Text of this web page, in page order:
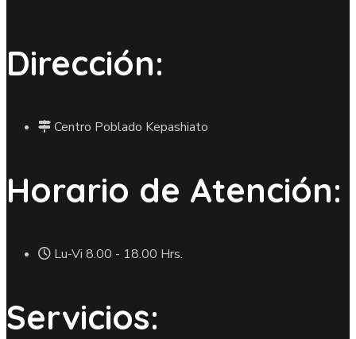
Dirección:
Centro Poblado Kepashiato
Horario de Atención:
Lu-Vi 8.00 - 18.00 Hrs.
Servicios: